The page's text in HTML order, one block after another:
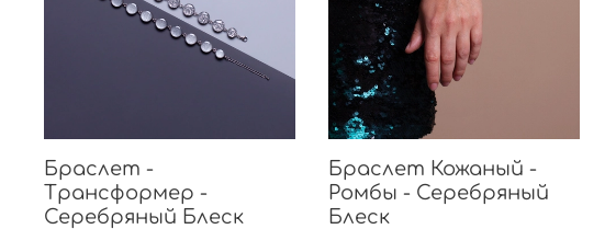
Браслет -
Трансформер -
Серебряный Блеск
Браслет Кожаный -
Ромбы - Серебряный
Блеск